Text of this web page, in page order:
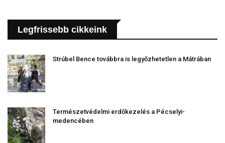
Legfrissebb cikkeink
Strúbel Bence továbbra is legyőzhetetlen a Mátrában
Természetvédelmi erdőkezelés a Pécselyi-
medencében